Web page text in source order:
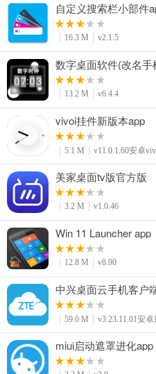
自定义搜索栏小部件
16.3 M v2.1.5
数字桌面软件(改名手
13.2 M v6.4.4
vivoi挂件新版本app
5.1 M v11.0.1.60安卓
美家桌面tv版官方版
3.2 M v1.0.46
Win 11 Launcher app
12.8 M v8.90
中兴桌面云手机客户
59.0 M v3.23.11.01安
miui启动遮罩进化app